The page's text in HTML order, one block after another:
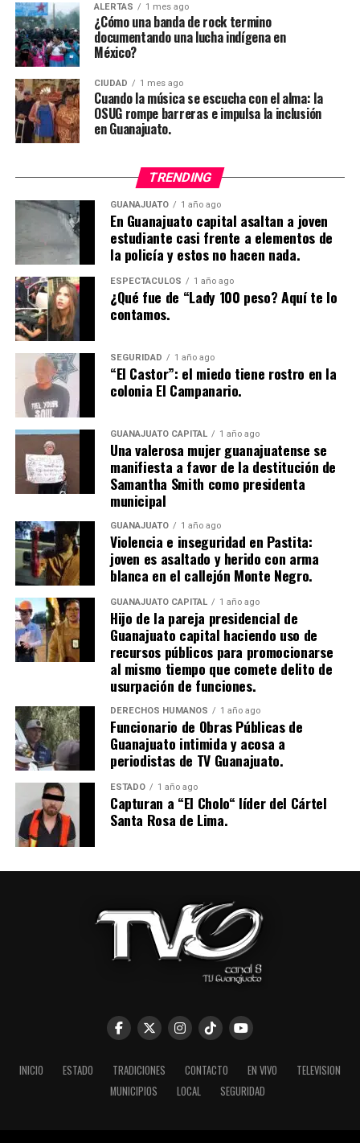
ALERTAS 1 mes ago
¿Cómo una banda de rock termino
documentando una lucha indígena en
México?
CIUDAD 1 mes ago
Cuando la música se escucha con el alma: la
OSUG rompe barreras e impulsa la inclusión
en Guanajuato.
TRENDING
GUANAJUATO 1 año ago
En Guanajuato capital asaltan a joven
estudiante casi frente a elementos de
la policía y estos no hacen nada.
ESPECTÁCULOS 1 año ago
¿Qué fue de “Lady 100 peso? Aquí te lo
contamos.
SEGURIDAD 1 año ago
“El Castor”: el miedo tiene rostro en la
colonia El Campanario.
GUANAJUATO CAPITAL 1 año ago
Una valerosa mujer guanajuatense se
manifiesta a favor de la destitución de
Samantha Smith como presidenta
municipal
GUANAJUATO 1 año ago
Violencia e inseguridad en Pastita:
joven es asaltado y herido con arma
blanca en el callejón Monte Negro.
GUANAJUATO CAPITAL 1 año ago
Hijo de la pareja presidencial de
Guanajuato capital haciendo uso de
recursos públicos para promocionarse
al mismo tiempo que comete delito de
usurpación de funciones.
DERECHOS HUMANOS 1 año ago
Funcionario de Obras Públicas de
Guanajuato intimida y acosa a
periodistas de TV Guanajuato.
ESTADO 1 año ago
Capturan a “El Cholo“ líder del Cártel
Santa Rosa de Lima.
INICIO ESTADO TRADICIONES CONTACTO EN VIVO
TELEVISION
MUNICIPIOS
LOCAL SEGURIDAD